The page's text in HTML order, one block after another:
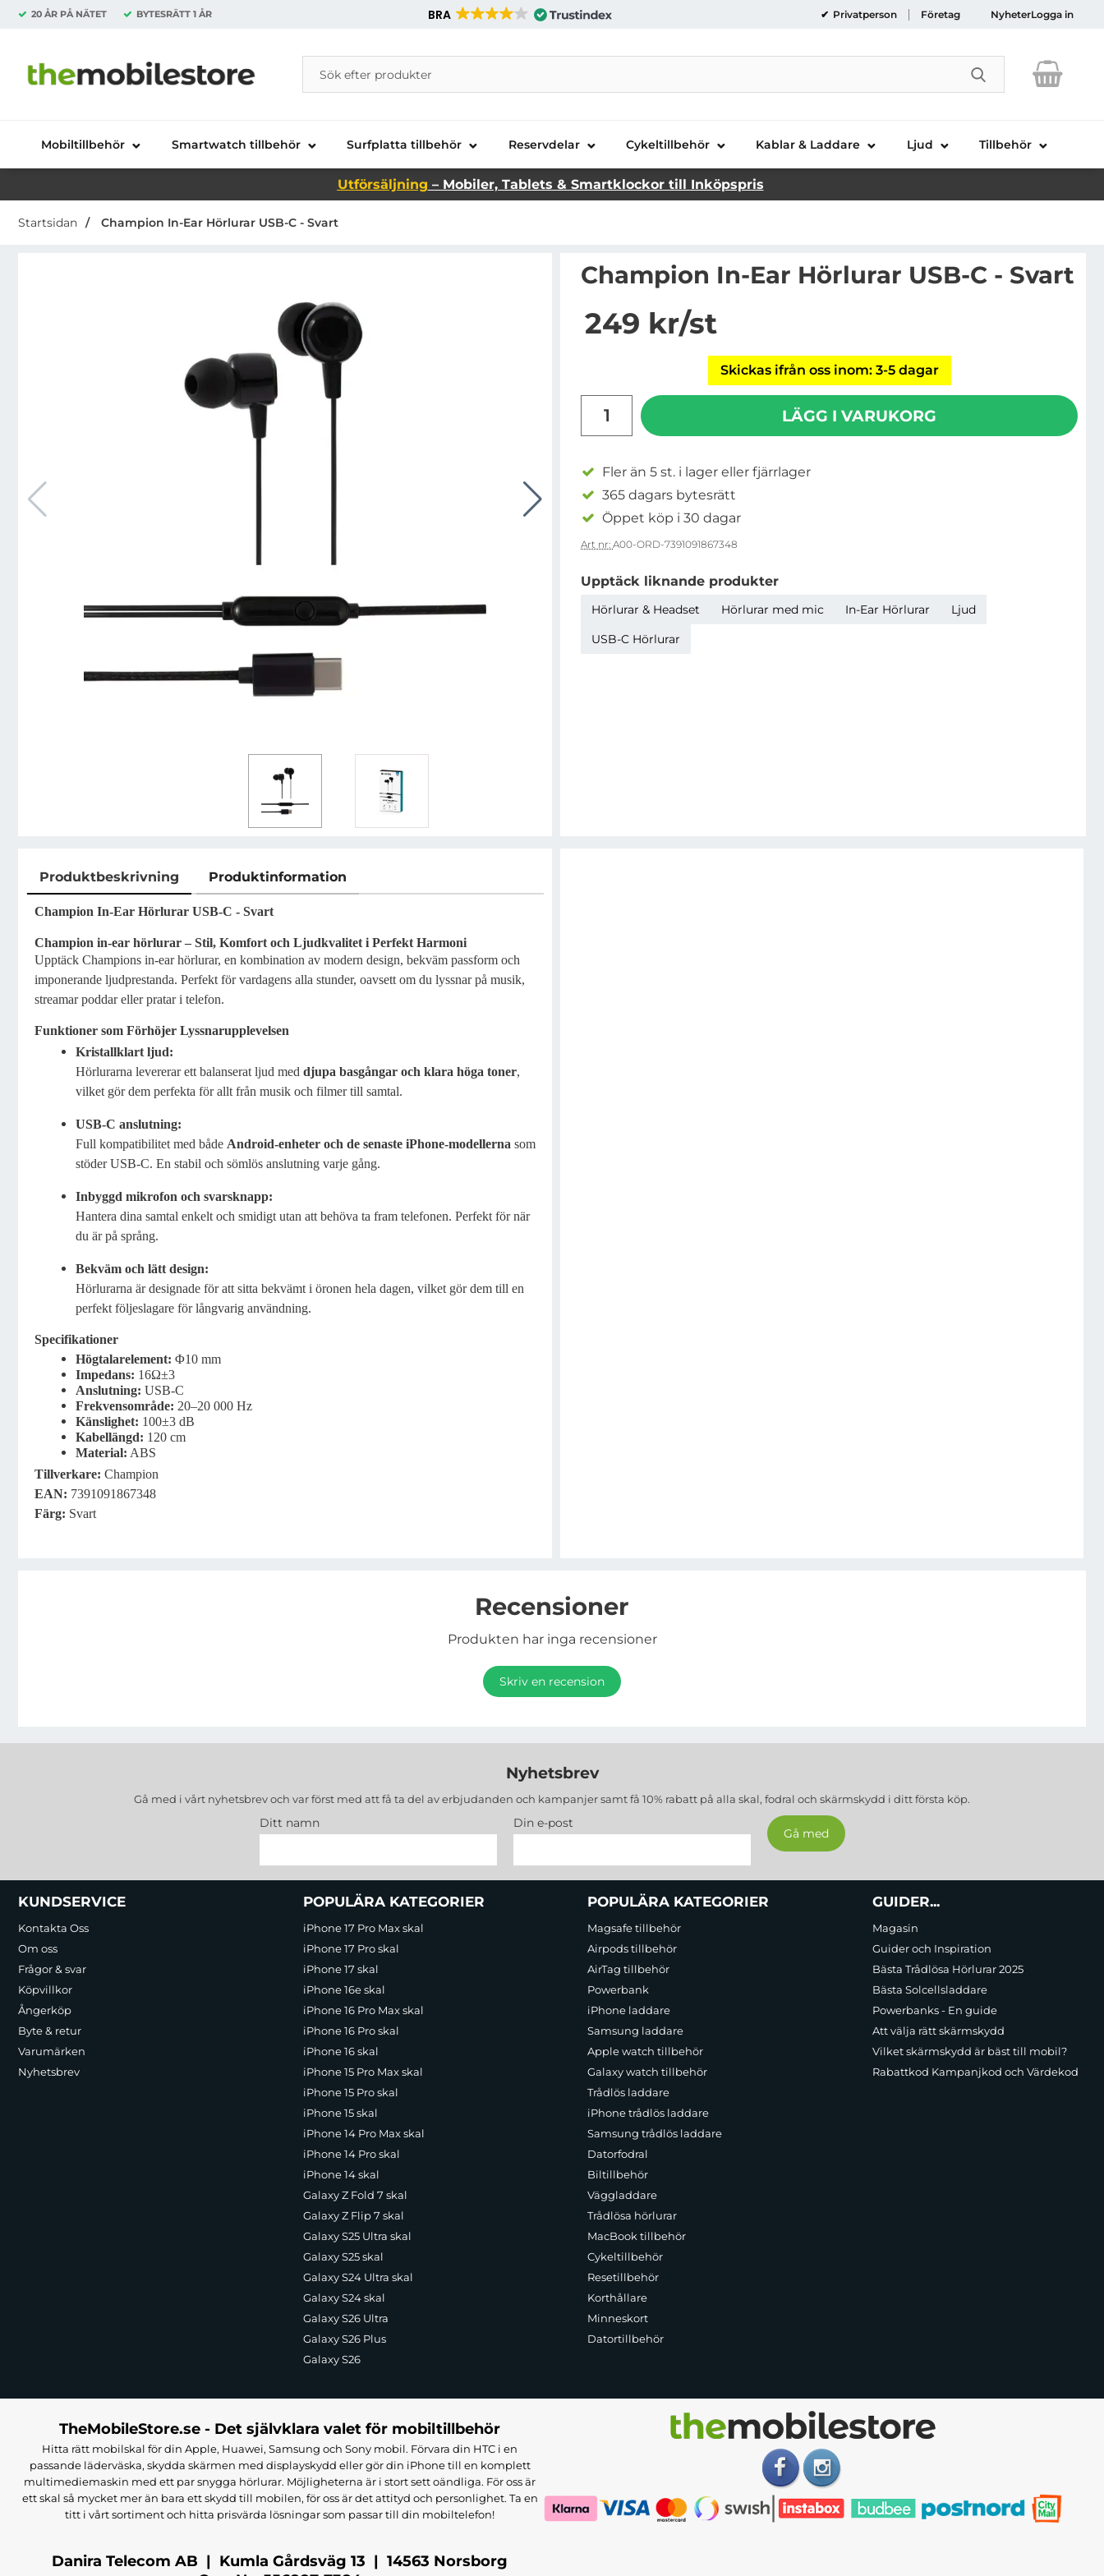
20 ÅR PÅ NÄTET BYTESRÄTT 1 ÅR BRA Privatperson Företag NyheterLogga in
Startsidan för Danira Telecom AB
Sök
Sök på Danira Telecom AB
Genomför
Mobiltillbehör Smartwatch tillbehör Surfplatta tillbehör Reservdelar Cykeltillbehör Kablar & Laddare Ljud Tillbehör
Utförsäljning – Mobiler, Tablets & Smartklockor till Inköpspris
Startsidan Champion In-Ear Hörlurar USB-C - Svart
Champion In-Ear Hörlurar USB-C - Svart
pris
249 kr/st
Skickas ifrån oss inom: 3-5 dagar
LÄGG I VARUKORG
Fler än 5 st. i lager eller fjärrlager
365 dagars bytesrätt
Öppet köp i 30 dagar
Art nr: A00-ORD-7391091867348
Upptäck liknande produkter
Hörlurar & Headset Hörlurar med mic In-Ear Hörlurar
Ljud
USB-C Hörlurar
Produktbeskrivning Produktinformation
Produktbeskrivning
Champion In-Ear Hörlurar USB-C - Svart
Champion in-ear hörlurar – Stil, Komfort och Ljudkvalitet i Perfekt Harmoni
Upptäck Champions in-ear hörlurar, en kombination av modern design, bekväm passform och
imponerande ljudprestanda. Perfekt för vardagens alla stunder, oavsett om du lyssnar på musik,
streamar poddar eller pratar i telefon.
Funktioner som Förhöjer Lyssnarupplevelsen
Kristallklart ljud:
Hörlurarna levererar ett balanserat ljud med djupa basgångar och klara höga toner,
vilket gör dem perfekta för allt från musik och filmer till samtal.
USB-C anslutning:
Full kompatibilitet med både Android-enheter och de senaste iPhone-modellerna som
stöder USB-C. En stabil och sömlös anslutning varje gång.
Inbyggd mikrofon och svarsknapp:
Hantera dina samtal enkelt och smidigt utan att behöva ta fram telefonen. Perfekt för när
du är på språng.
Bekväm och lätt design:
Hörlurarna är designade för att sitta bekvämt i öronen hela dagen, vilket gör dem till en
perfekt följeslagare för långvarig användning.
Specifikationer
Högtalarelement: Φ10 mm
Impedans: 16Ω±3
Anslutning: USB-C
Frekvensområde: 20–20 000 Hz
Känslighet: 100±3 dB
Kabellängd: 120 cm
Material: ABS
Tillverkare: Champion
EAN: 7391091867348
Färg: Svart
Recensioner
Produkten har inga recensioner
Skriv en recension
Nyhetsbrev
Gå med i vårt nyhetsbrev och var först med att få ta del av erbjudanden och kampanjer samt få 10% rabatt på alla skal, fodral och skärmskydd i ditt första köp.
Ditt namn Din e-post
Sidfot Blandad info och länkar
KUNDSERVICE
Kontakta Oss
Om oss
Frågor & svar
Köpvillkor
Ångerköp
Byte & retur
Varumärken
Nyhetsbrev
POPULÄRA KATEGORIER
iPhone 17 Pro Max skal
iPhone 17 Pro skal
iPhone 17 skal
iPhone 16e skal
iPhone 16 Pro Max skal
iPhone 16 Pro skal
iPhone 16 skal
iPhone 15 Pro Max skal
iPhone 15 Pro skal
iPhone 15 skal
iPhone 14 Pro Max skal
iPhone 14 Pro skal
iPhone 14 skal
Galaxy Z Fold 7 skal
Galaxy Z Flip 7 skal
Galaxy S25 Ultra skal
Galaxy S25 skal
Galaxy S24 Ultra skal
Galaxy S24 skal
Galaxy S26 Ultra
Galaxy S26 Plus
Galaxy S26
POPULÄRA KATEGORIER
Magsafe tillbehör
Airpods tillbehör
AirTag tillbehör
Powerbank
iPhone laddare
Samsung laddare
Apple watch tillbehör
Galaxy watch tillbehör
Trådlös laddare
iPhone trådlös laddare
Samsung trådlös laddare
Datorfodral
Biltillbehör
Väggladdare
Trådlösa hörlurar
MacBook tillbehör
Cykeltillbehör
Resetillbehör
Korthållare
Minneskort
Datortillbehör
GUIDER...
Magasin
Guider och Inspiration
Bästa Trådlösa Hörlurar 2025
Bästa Solcellsladdare
Powerbanks - En guide
Att välja rätt skärmskydd
Vilket skärmskydd är bäst till mobil?
Rabattkod Kampanjkod och Värdekod
TheMobileStore.se - Det självklara valet för mobiltillbehör
Hitta rätt mobilskal för din Apple, Huawei, Samsung och Sony mobil. Förvara din HTC i en
passande läderväska, skydda skärmen med displayskydd eller gör din iPhone till en komplett
multimediemaskin med ett par snygga hörlurar. Möjligheterna är i stort sett oändliga. För oss är
ett skal så mycket mer än bara ett skydd till mobilen, för oss är det attityd och personlighet. Ta en
titt i vårt sortiment och hitta prisvärda lösningar som passar till din mobiltelefon!
Danira Telecom AB | Kumla Gårdsväg 13 | 14563 Norsborg